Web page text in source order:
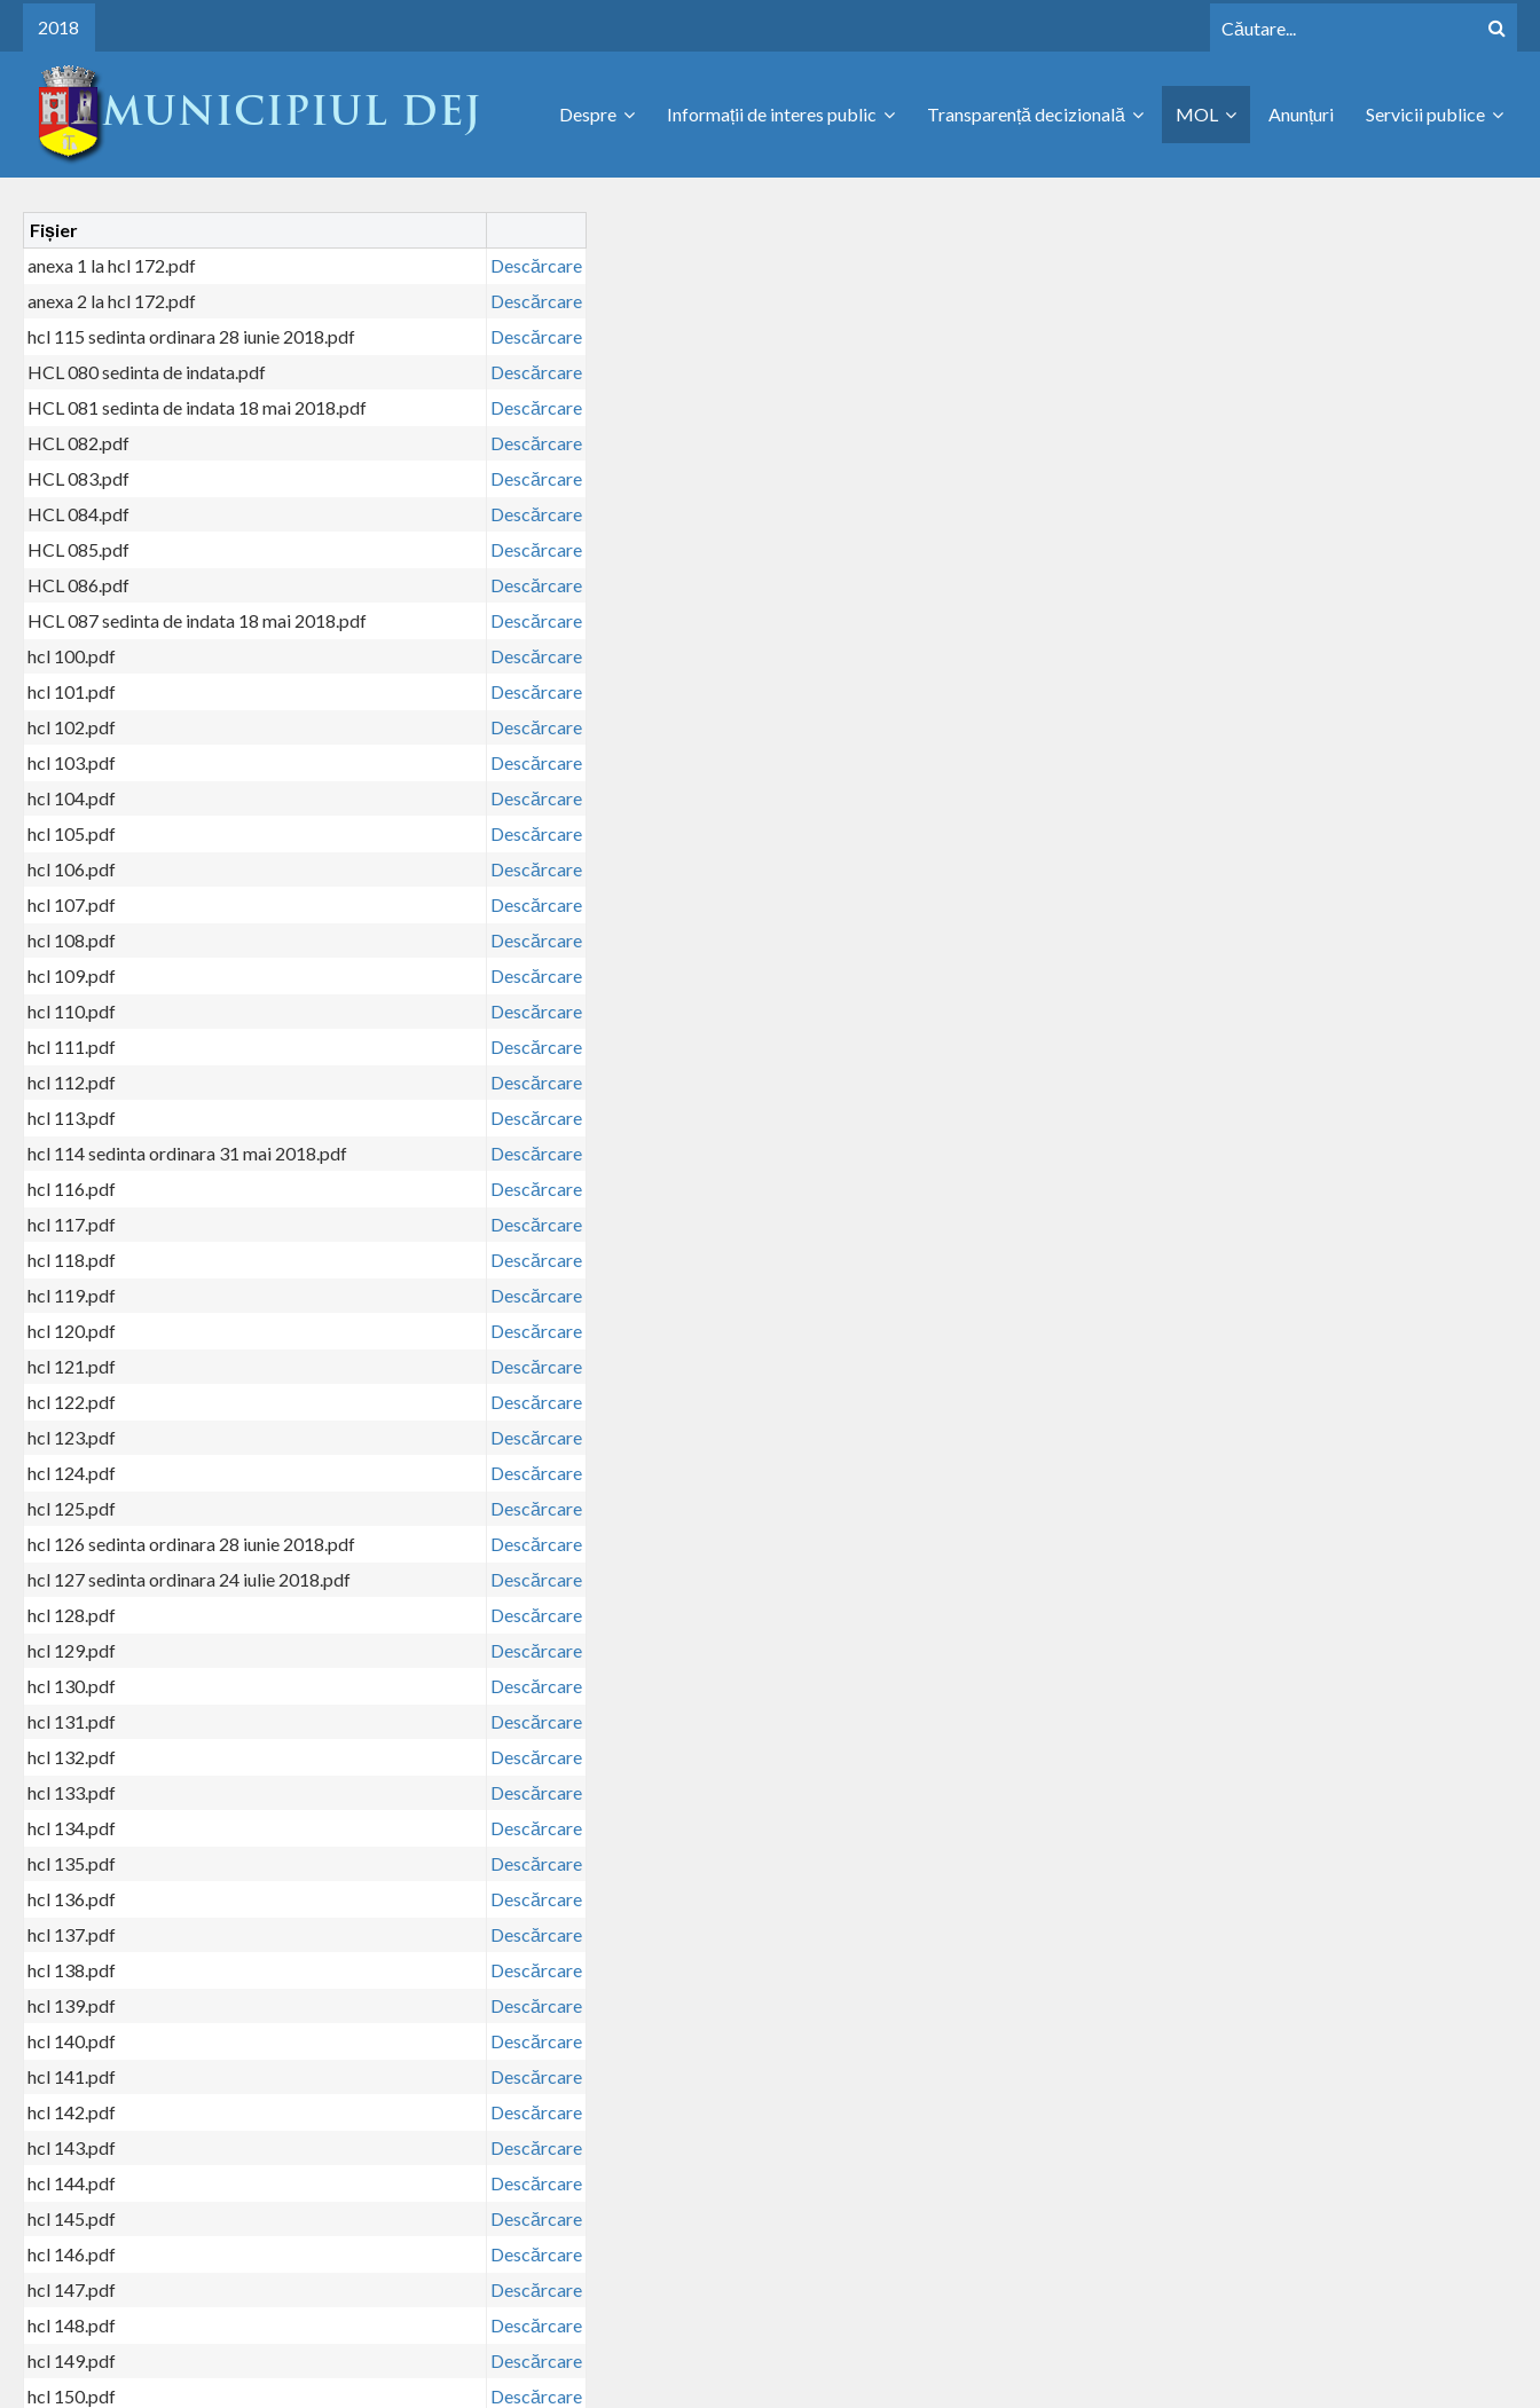
2018
Despre Informații de interes public Transparență decizională MOL Anunțuri Servicii publice
Fișier
anexa 1 la hcl 172.pdf
Descărcare
anexa 2 la hcl 172.pdf
Descărcare
hcl 115 sedinta ordinara 28 iunie 2018.pdf
Descărcare
HCL 080 sedinta de indata.pdf
Descărcare
HCL 081 sedinta de indata 18 mai 2018.pdf
Descărcare
HCL 082.pdf
Descărcare
HCL 083.pdf
Descărcare
HCL 084.pdf
Descărcare
HCL 085.pdf
Descărcare
HCL 086.pdf
Descărcare
HCL 087 sedinta de indata 18 mai 2018.pdf
Descărcare
hcl 100.pdf
Descărcare
hcl 101.pdf
Descărcare
hcl 102.pdf
Descărcare
hcl 103.pdf
Descărcare
hcl 104.pdf
Descărcare
hcl 105.pdf
Descărcare
hcl 106.pdf
Descărcare
hcl 107.pdf
Descărcare
hcl 108.pdf
Descărcare
hcl 109.pdf
Descărcare
hcl 110.pdf
Descărcare
hcl 111.pdf
Descărcare
hcl 112.pdf
Descărcare
hcl 113.pdf
Descărcare
hcl 114 sedinta ordinara 31 mai 2018.pdf
Descărcare
hcl 116.pdf
Descărcare
hcl 117.pdf
Descărcare
hcl 118.pdf
Descărcare
hcl 119.pdf
Descărcare
hcl 120.pdf
Descărcare
hcl 121.pdf
Descărcare
hcl 122.pdf
Descărcare
hcl 123.pdf
Descărcare
hcl 124.pdf
Descărcare
hcl 125.pdf
Descărcare
hcl 126 sedinta ordinara 28 iunie 2018.pdf
Descărcare
hcl 127 sedinta ordinara 24 iulie 2018.pdf
Descărcare
hcl 128.pdf
Descărcare
hcl 129.pdf
Descărcare
hcl 130.pdf
Descărcare
hcl 131.pdf
Descărcare
hcl 132.pdf
Descărcare
hcl 133.pdf
Descărcare
hcl 134.pdf
Descărcare
hcl 135.pdf
Descărcare
hcl 136.pdf
Descărcare
hcl 137.pdf
Descărcare
hcl 138.pdf
Descărcare
hcl 139.pdf
Descărcare
hcl 140.pdf
Descărcare
hcl 141.pdf
Descărcare
hcl 142.pdf
Descărcare
hcl 143.pdf
Descărcare
hcl 144.pdf
Descărcare
hcl 145.pdf
Descărcare
hcl 146.pdf
Descărcare
hcl 147.pdf
Descărcare
hcl 148.pdf
Descărcare
hcl 149.pdf
Descărcare
hcl 150.pdf
Descărcare